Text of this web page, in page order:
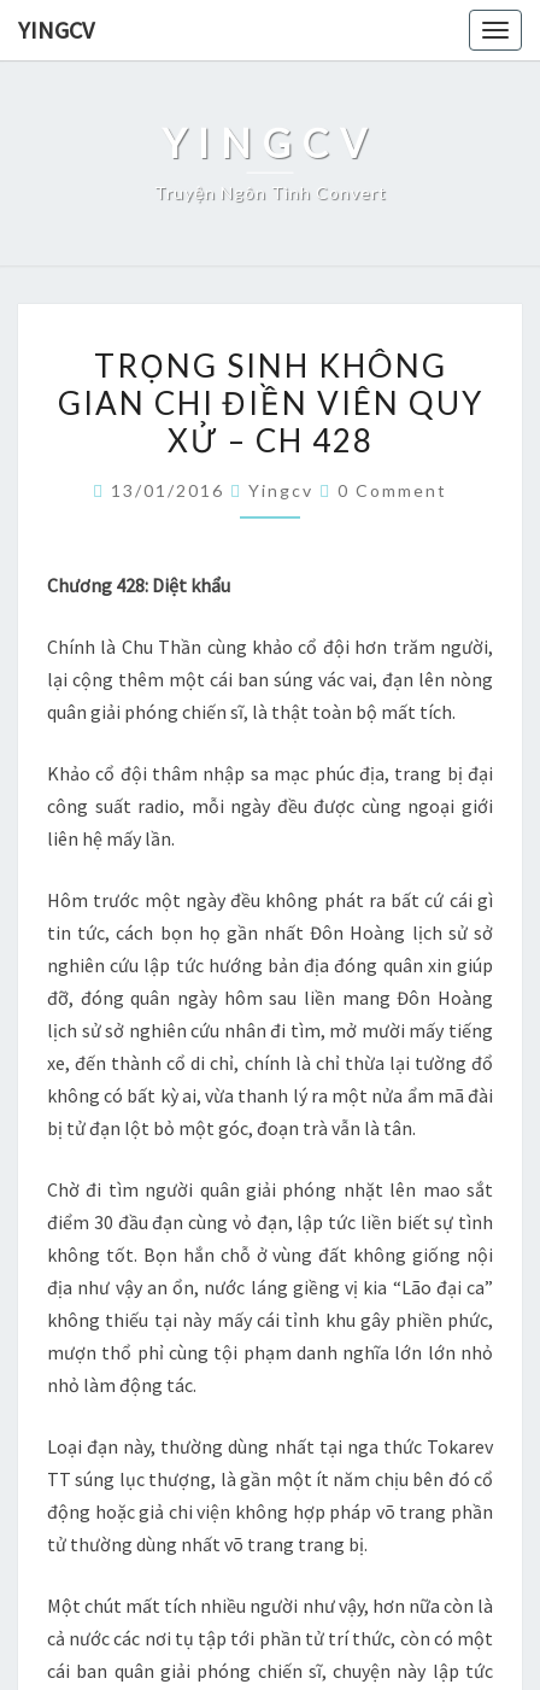
YINGCV
YINGCV
Truyện Ngôn Tình Convert
SINH
KHÔNG
GIAN
ĐIỀN
428
TRỌNG SINH KHÔNG
GIAN CHI ĐIỀN VIÊN QUY
XỬ – CH 428
13/01/2016 Yingcv Comments
0 Comment
Chương 428: Diệt khẩu
Chính là Chu Thần cùng khảo cổ đội hơn trăm người,
lại cộng thêm một cái ban súng vác vai, đạn lên nòng
quân giải phóng chiến sĩ, là thật toàn bộ mất tích.
Khảo cổ đội thâm nhập sa mạc phúc địa, trang bị đại
công suất radio, mỗi ngày đều được cùng ngoại giới
liên hệ mấy lần.
Hôm trước một ngày đều không phát ra bất cứ cái gì
tin tức, cách bọn họ gần nhất Đôn Hoàng lịch sử sở
nghiên cứu lập tức hướng bản địa đóng quân xin giúp
đỡ, đóng quân ngày hôm sau liền mang Đôn Hoàng
lịch sử sở nghiên cứu nhân đi tìm, mở mười mấy tiếng
xe, đến thành cổ di chỉ, chính là chỉ thừa lại tường đổ
không có bất kỳ ai, vừa thanh lý ra một nửa ẩm mã đài
bị tử đạn lột bỏ một góc, đoạn trà vẫn là tân.
Chờ đi tìm người quân giải phóng nhặt lên mao sắt
điểm 30 đầu đạn cùng vỏ đạn, lập tức liền biết sự tình
không tốt. Bọn hắn chỗ ở vùng đất không giống nội
địa như vậy an ổn, nước láng giềng vị kia “Lão đại ca”
không thiếu tại này mấy cái tỉnh khu gây phiền phức,
mượn thổ phỉ cùng tội phạm danh nghĩa lớn lớn nhỏ
nhỏ làm động tác.
Loại đạn này, thường dùng nhất tại nga thức Tokarev
TT súng lục thượng, là gần một ít năm chịu bên đó cổ
động hoặc giả chi viện không hợp pháp võ trang phần
tử thường dùng nhất võ trang trang bị.
Một chút mất tích nhiều người như vậy, hơn nữa còn là
cả nước các nơi tụ tập tới phần tử trí thức, còn có một
cái ban quân giải phóng chiến sĩ, chuyện này lập tức